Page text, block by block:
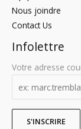
Nous joindre
Contact Us
Infolettre
Votre adresse